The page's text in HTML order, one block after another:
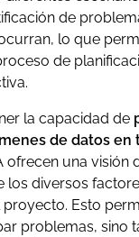
de
lo que
de
la capacidad de
de datos en
ofrecen una visión
los diversos
Esto
problemas, sino